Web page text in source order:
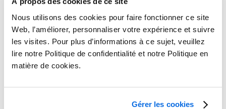
Nous utilisons des cookies pour faire fonctionner ce site
Web, l’améliorer, personnaliser votre expérience et suivre
les visites. Pour plus d’informations à ce sujet, veuillez
lire notre Politique de confidentialité et notre Politique en
matière de cookies.
Gérer les cookies